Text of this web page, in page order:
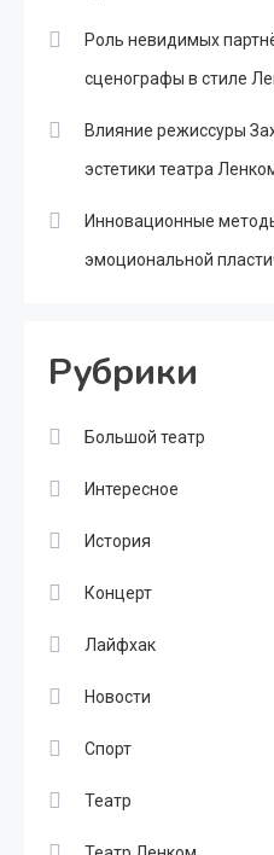
Роль невидимых
сценографы в стиле
Влияние режиссуры
эстетики театра
Инновационные
эмоциональной
Рубрики
Большой театр
Интересное
История
Концерт
Лайфхак
Новости
Спорт
Театр